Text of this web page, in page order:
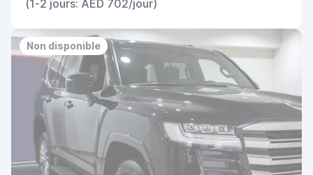
(1-2 jours: AED 702/jour)
Non disponible